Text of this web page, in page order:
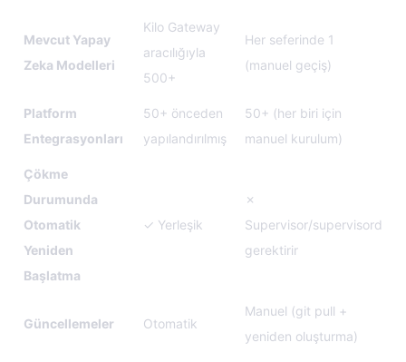
Mevcut Yapay
Zeka Modelleri
Kilo Gateway
aracılığıyla
500+
Her seferinde 1
(manuel geçiş)
Platform
Entegrasyonları
50+ önceden
yapılandırılmış
50+ (her biri için
manuel kurulum)
Çökme
Durumunda
Otomatik
Yeniden
Başlatma
✓ Yerleşik
✗
Supervisor/supervisord
gerektirir
Güncellemeler Otomatik
Manuel (git pull +
yeniden oluşturma)